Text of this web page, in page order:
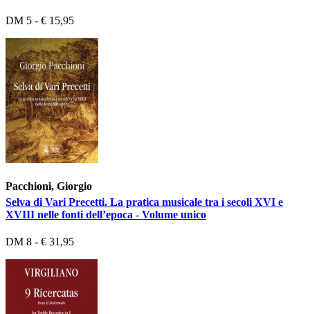
DM 5 - € 15,95
Pacchioni, Giorgio
Selva di Vari Precetti. La pratica musicale tra i secoli XVI e
XVIII nelle fonti dell’epoca - Volume unico
DM 8 - € 31,95